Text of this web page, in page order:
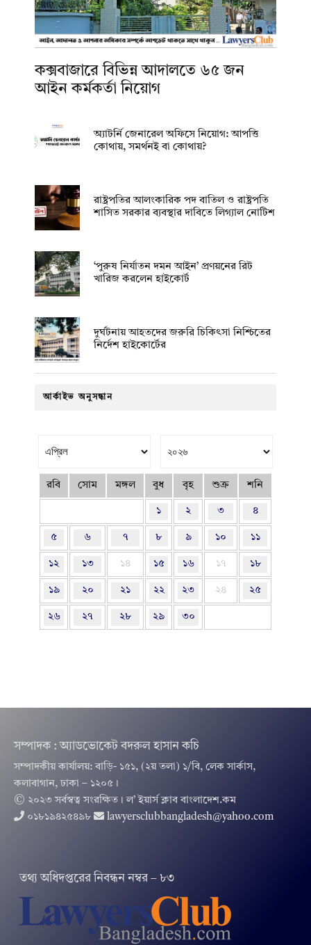
কক্সবাজারে বিভিন্ন আদালতে ৬৫ জন
আইন কর্মকর্তা নিয়োগ
অ্যাটর্নি জেনারেল অফিসে নিয়োগ: আপত্তি
কোথায়, সমর্থনই বা কোথায়?
রাষ্ট্রপতির আলংকারিক পদ বাতিল ও রাষ্ট্রপতি
শাসিত সরকার ব্যবস্থার দাবিতে লিগ্যাল নোটিশ
‘পুরুষ নির্যাতন দমন আইন’ প্রণয়নের রিট
খারিজ করলেন হাইকোর্ট
দুর্ঘটনায় আহতদের জরুরি চিকিৎসা নিশ্চিতের
নির্দেশ হাইকোর্টের
আর্কাইভ অনুসন্ধান
রবি সোম মঙ্গল বুধ বৃহ শুক্র শনি
১ ২ ৩ ৪
৫ ৬ ৭ ৮ ৯ ১০ ১১
১২ ১৩ ১৪ ১৫ ১৬ ১৭ ১৮
১৯ ২০ ২১ ২২ ২৩ ২৪ ২৫
২৬ ২৭ ২৮ ২৯ ৩০
সম্পাদক : অ্যাডভোকেট বদরুল হাসান কচি
সম্পাদকীয় কার্যালয়: বাড়ি- ১৫১, (২য় তলা) ১/বি, লেক সার্কাস,
কলাবাগান, ঢাকা – ১২০৫।
© ২০২৩ সর্বস্বত্ব সংরক্ষিত । ল’ ইয়ার্স ক্লাব বাংলাদেশ.কম
০১৮১৯৪২৫৪৯৮
lawyersclubbangladesh@yahoo.com
তথ‌্য অ‌ধিদপ্ত‌রের নিবন্ধন নম্বর – ৮৩